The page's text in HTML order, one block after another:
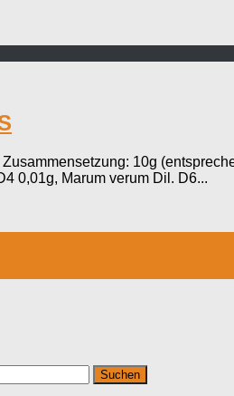
10g
0,01g, Marum verum Dil. D6...